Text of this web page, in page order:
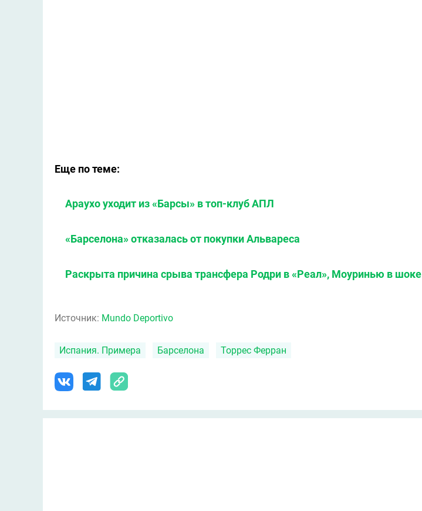
Еще по теме:
Араухо уходит из «Барсы» в топ-клуб АПЛ
«Барселона» отказалась от покупки Альвареса
Раскрыта причина срыва трансфера Родри в «Реал», Моуринью в шоке
Источник: Mundo Deportivo
Испания. Примера Барселона Торрес Ферран